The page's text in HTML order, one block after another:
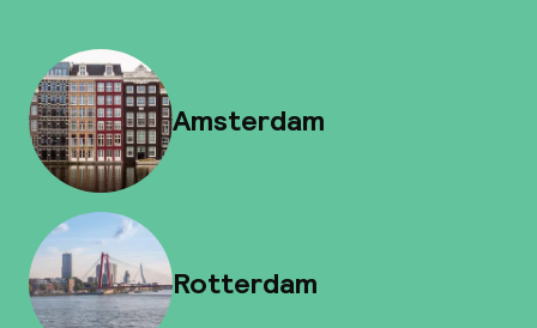
Amsterdam
Rotterdam